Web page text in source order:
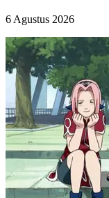
6 Agustus 2026